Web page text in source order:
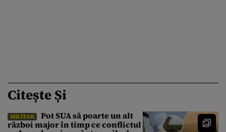
Citește Și
MILITAR
Pot SUA să poarte un alt
război major în timp ce conflictul